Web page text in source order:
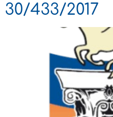
30/433/2017